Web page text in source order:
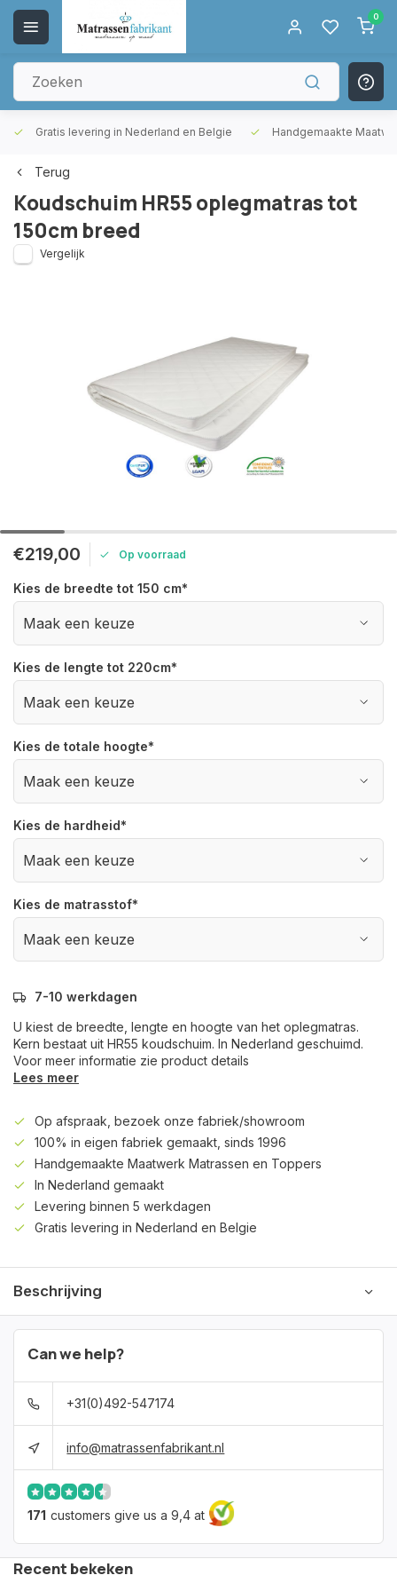
0
Gratis levering in Nederland en Belgie Handgemaakte
Terug
Koudschuim HR55 oplegmatras tot
150cm breed
Vergelijk
€219,00 Op voorraad
Kies de breedte tot 150 cm*
Kies de lengte tot 220cm*
Kies de totale hoogte*
Kies de hardheid*
Kies de matrasstof*
7-10 werkdagen
U kiest de breedte, lengte en hoogte van het oplegmatras.
Kern bestaat uit HR55 koudschuim. In Nederland geschuimd.
Voor meer informatie zie product details
Lees meer
Op afspraak, bezoek onze fabriek/showroom
100% in eigen fabriek gemaakt, sinds 1996
Handgemaakte Maatwerk Matrassen en Toppers
In Nederland gemaakt
Levering binnen 5 werkdagen
Gratis levering in Nederland en Belgie
Beschrijving
Can we help?
+31(0)492-547174
info@matrassenfabrikant.nl
171 customers give us a 9,4 at
Recent bekeken